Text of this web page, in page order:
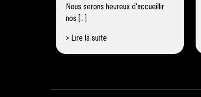
Nous serons heureux d’accueillir
nos […]
> Lire la suite